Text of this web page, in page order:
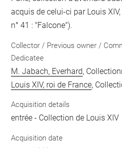
acquis de celui-ci par Louis
n° 41 : "Falcone").
Collector / Previous owner /
Dedicatee
M. Jabach, Everhard,
Louis XIV, roi de France,
Acquisition details
entrée - Collection de Louis XIV
Acquisition date